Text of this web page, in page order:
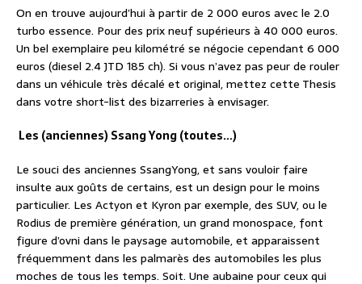
On en trouve aujourd’hui à partir de 2 000 euros avec le 2.0
turbo essence. Pour des prix neuf supérieurs à 40 000 euros.
Un bel exemplaire peu kilométré se négocie cependant 6 000
euros (diesel 2.4 JTD 185 ch). Si vous n’avez pas peur de rouler
dans un véhicule très décalé et original, mettez cette Thesis
dans votre short-list des bizarreries à envisager.
Les (anciennes) Ssang Yong (toutes…)
Le souci des anciennes SsangYong, et sans vouloir faire
insulte aux goûts de certains, est un design pour le moins
particulier. Les Actyon et Kyron par exemple, des SUV, ou le
Rodius de première génération, un grand monospace, font
figure d’ovni dans le paysage automobile, et apparaissent
fréquemment dans les palmarès des automobiles les plus
moches de tous les temps. Soit. Une aubaine pour ceux qui